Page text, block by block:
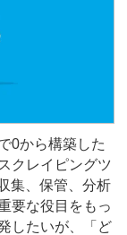
0から構築した
クレイピングツ
集、保管、分析
要な役目をもっ
したいが、「ど